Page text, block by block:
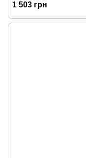
1 503 грн